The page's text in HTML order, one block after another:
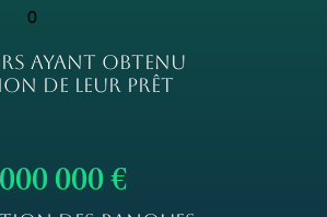
0
AYANT OBTENU
DE LEUR PRÊT
000 €